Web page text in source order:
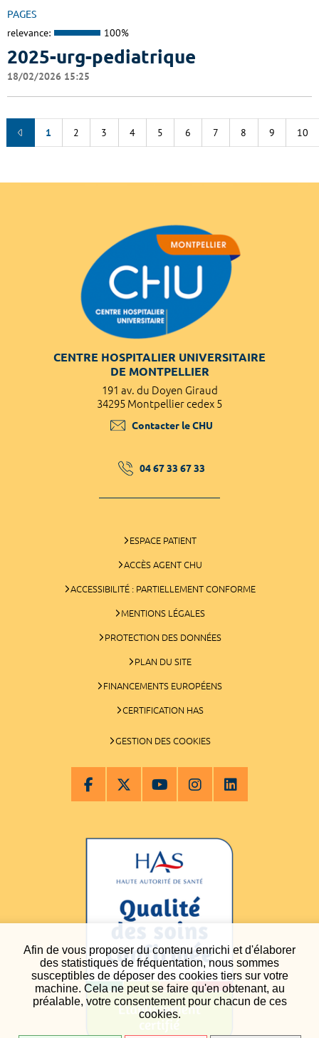
Afin de vous proposer du contenu enrichi et d'élaborer
des statistiques de fréquentation, nous sommes
susceptibles de déposer des cookies tiers sur votre
machine. Cela ne peut se faire qu'en obtenant, au
préalable, votre consentement pour chacun de ces
cookies.
PAGES
relevance: 100%
2025-urg-pediatrique
18/02/2026 15:25
1 2 3 4 5 6 7 8 9 10
CENTRE HOSPITALIER UNIVERSITAIRE
DE MONTPELLIER
191 av. du Doyen Giraud
34295 Montpellier cedex 5
Contacter le CHU
04 67 33 67 33
ESPACE PATIENT
ACCÈS AGENT CHU
ACCESSIBILITÉ : PARTIELLEMENT CONFORME
MENTIONS LÉGALES
PROTECTION DES DONNÉES
PLAN DU SITE
FINANCEMENTS EUROPÉENS
CERTIFICATION HAS
GESTION DES COOKIES